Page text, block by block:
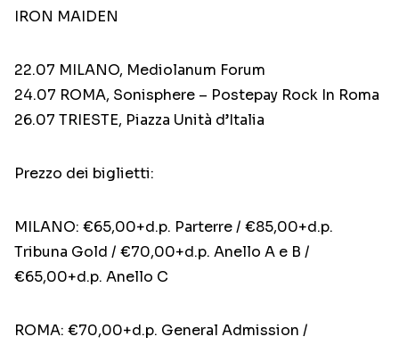
IRON MAIDEN
22.07 MILANO, Mediolanum Forum
24.07 ROMA, Sonisphere – Postepay Rock In Roma
26.07 TRIESTE, Piazza Unità d’Italia
Prezzo dei biglietti:
MILANO: €65,00+d.p. Parterre / €85,00+d.p.
Tribuna Gold / €70,00+d.p. Anello A e B /
€65,00+d.p. Anello C
ROMA: €70,00+d.p. General Admission /